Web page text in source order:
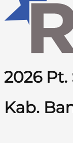
2026 Pt.
Kab.